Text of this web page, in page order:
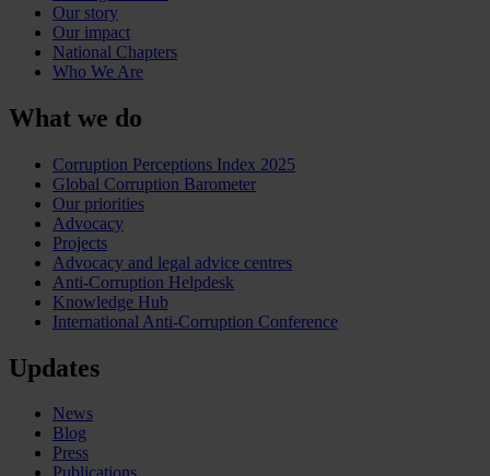
Our story
Our impact
National Chapters
Who We Are
What we do
Corruption Perceptions Index 2025
Global Corruption Barometer
Our priorities
Advocacy
Projects
Advocacy and legal advice centres
Anti-Corruption Helpdesk
Knowledge Hub
International Anti-Corruption Conference
Updates
News
Blog
Press